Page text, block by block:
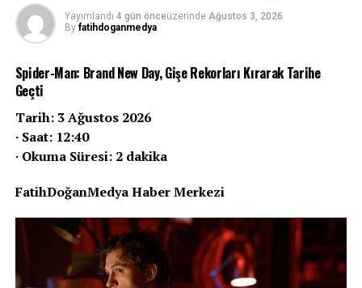
Oğulcan Engin, sevgilisi İlayda Alişan ile fotoğrafını kalp
emojisiyle paylaştı.
Yayımlandı 4 gün önceüzerinde Ağustos 3, 2026
By fatihdoganmedya
Spider-Man: Brand New Day, Gişe Rekorları Kırarak Tarihe
Geçti
Tarih: 3 Ağustos 2026
· Saat: 12:40
· Okuma Süresi: 2 dakika
FatihDoğanMedya Haber Merkezi